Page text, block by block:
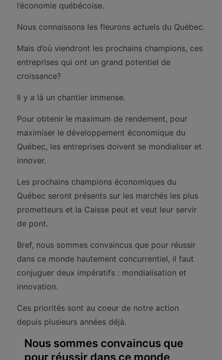
l’économie québécoise.
Nous connaissons les fleurons actuels du Québec.
Mais d’où viendront les prochains champions, ces
entreprises qui ont un grand potentiel de
croissance?
Il y a là un chantier immense.
Pour obtenir le maximum de rendement, pour
maximiser le développement économique du
Québec, les entreprises doivent se mondialiser et
innover.
Les prochains champions économiques du
Québec seront présents sur les marchés les plus
prometteurs et la Caisse peut et veut leur servir
de pont.
Bref, nous sommes convaincus que pour réussir
dans ce monde hautement concurrentiel, il faut
conjuguer deux impératifs : mondialisation et
innovation.
Ces priorités sont au coeur de notre action
depuis plusieurs années déjà.
Nous sommes convaincus que
pour réussir dans ce monde